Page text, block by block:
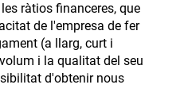
ràtios financeres, que
de l'empresa de fer
(a llarg, curt i
i la qualitat del seu
d'obtenir nous